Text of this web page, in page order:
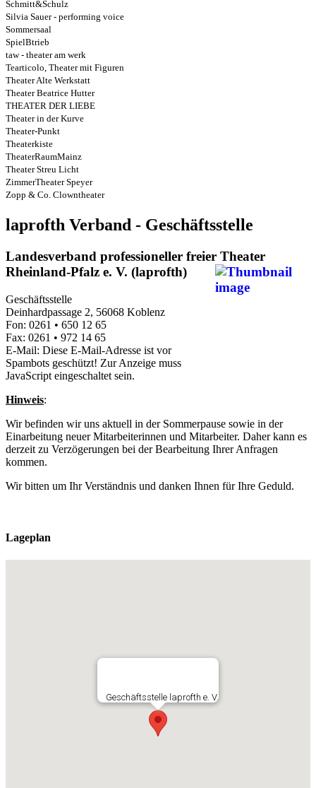
Schmitt&Schulz
Silvia Sauer - performing voice
Sommersaal
SpielBtrieb
taw - theater am werk
Tearticolo, Theater mit Figuren
Theater Alte Werkstatt
Theater Beatrice Hutter
THEATER DER LIEBE
Theater in der Kurve
Theater-Punkt
Theaterkiste
TheaterRaumMainz
Theater Streu Licht
ZimmerTheater Speyer
Zopp & Co. Clowntheater
laprofth Verband - Geschäftsstelle
Landesverband professioneller freier Theater
Rheinland-Pfalz e. V. (laprofth)
Geschäftsstelle
Deinhardpassage 2, 56068 Koblenz
Fon: 0261 • 650 12 65
Fax: 0261 • 972 14 65
E-Mail: Diese E-Mail-Adresse ist vor
Spambots geschützt! Zur Anzeige muss
JavaScript eingeschaltet sein.
Hinweis:
Wir befinden wir uns aktuell in der Sommerpause sowie in der
Einarbeitung neuer Mitarbeiterinnen und Mitarbeiter. Daher kann es
derzeit zu Verzögerungen bei der Bearbeitung Ihrer Anfragen
kommen.
Wir bitten um Ihr Verständnis und danken Ihnen für Ihre Geduld.
Lageplan
Geschäftsstelle laprofth e. V.